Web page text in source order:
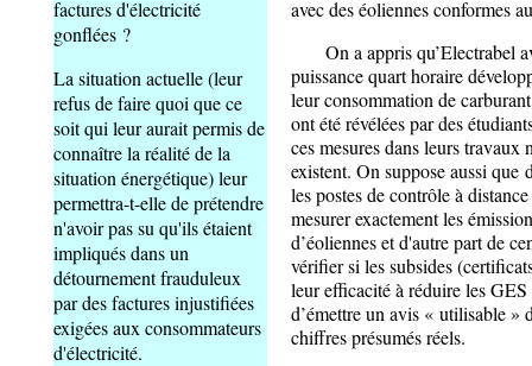
factures d'électricité
gonflées ?
La situation actuelle (leur
refus de faire quoi que ce
soit qui leur aurait permis de
connaître la réalité de la
situation énergétique) leur
permettra-t-elle de prétendre
n'avoir pas su qu'ils étaient
impliqués dans un
détournement frauduleux
par des factures injustifiées
exigées aux consommateurs
d'électricité.
avec des éoliennes conformes
On a appris qu’Electrabel
puissance quart horaire
leur consommation de
ont été révélées par des
ces mesures dans leurs
existent. On suppose aussi que
les postes de contrôle à
mesurer exactement les
d’éoliennes et d'autre part de
vérifier si les subsides
leur efficacité à réduire les
d’émettre un avis « utilisable »
chiffres présumés réels.